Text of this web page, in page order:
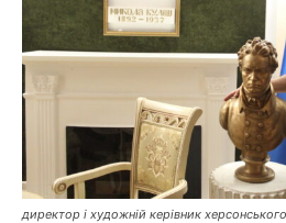
директор і художній керівник